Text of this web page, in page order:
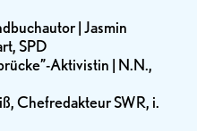
| Jasmin
SPD
Aktivistin | N.N.,
Chefredakteur SWR, i.